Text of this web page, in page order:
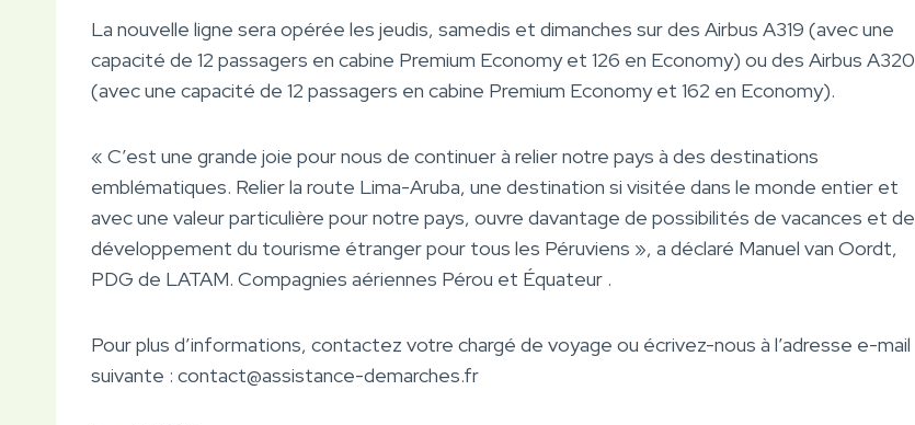
La nouvelle ligne sera opérée les jeudis, samedis et dimanches sur des Airbus A319 (avec une
capacité de 12 passagers en cabine Premium Economy et 126 en Economy) ou des Airbus A320
(avec une capacité de 12 passagers en cabine Premium Economy et 162 en Economy).
« C’est une grande joie pour nous de continuer à relier notre pays à des destinations
emblématiques. Relier la route Lima-Aruba, une destination si visitée dans le monde entier et
avec une valeur particulière pour notre pays, ouvre davantage de possibilités de vacances et de
développement du tourisme étranger pour tous les Péruviens », a déclaré Manuel van Oordt,
PDG de LATAM. Compagnies aériennes Pérou et Équateur .
Pour plus d’informations, contactez votre chargé de voyage ou écrivez-nous à l’adresse e-mail
suivante : contact@assistance-demarches.fr